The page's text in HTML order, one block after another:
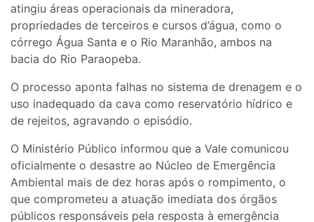
atingiu áreas operacionais da mineradora,
propriedades de terceiros e cursos d’água, como o
córrego Água Santa e o Rio Maranhão, ambos na
bacia do Rio Paraopeba.
O processo aponta falhas no sistema de drenagem e o
uso inadequado da cava como reservatório hídrico e
de rejeitos, agravando o episódio.
O Ministério Público informou que a Vale comunicou
oficialmente o desastre ao Núcleo de Emergência
Ambiental mais de dez horas após o rompimento, o
que comprometeu a atuação imediata dos órgãos
públicos responsáveis pela resposta à emergência